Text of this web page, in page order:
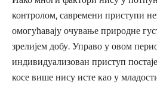
контролом, савремени приступи
омогућавају очување природне
зрелијем добу. Управо у овом
индивидуализован приступ
косе више нису исте као у